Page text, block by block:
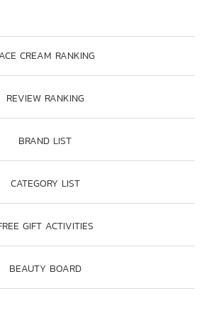
CREAM RANKING
REVIEW RANKING
BRAND LIST
CATEGORY LIST
GIFT ACTIVITIES
BEAUTY BOARD